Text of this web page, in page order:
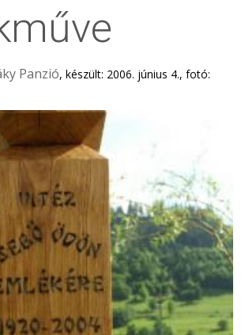
Panzió, készült: 2006. június 4., fotó: